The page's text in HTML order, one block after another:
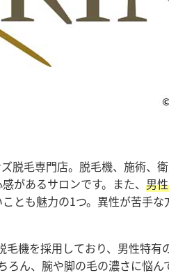
脱毛専門店。脱毛機、施術、
があるサロンです。また、 男
とも魅力の1つ。異性が苦手
機を採用しており、男性特有
ん、腕や脚の毛の濃さに悩ん